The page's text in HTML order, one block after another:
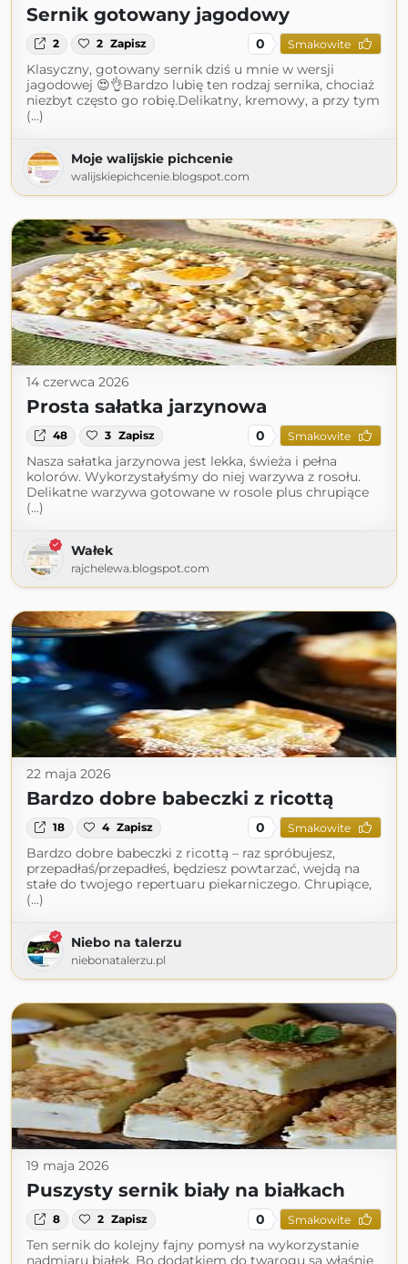
Sernik gotowany jagodowy
2 2 Zapisz 0 Smakowite
Klasyczny, gotowany sernik dziś u mnie w wersji
jagodowej 😍👌Bardzo lubię ten rodzaj sernika, chociaż
niezbyt często go robię.Delikatny, kremowy, a przy tym
(...)
Moje walijskie pichcenie
walijskiepichcenie.blogspot.com
14 czerwca 2026
Prosta sałatka jarzynowa
48 3 Zapisz 0 Smakowite
Nasza sałatka jarzynowa jest lekka, świeża i pełna
kolorów. Wykorzystałyśmy do niej warzywa z rosołu.
Delikatne warzywa gotowane w rosole plus chrupiące
(...)
Wałek
rajchelewa.blogspot.com
22 maja 2026
Bardzo dobre babeczki z ricottą
18 4 Zapisz 0 Smakowite
Bardzo dobre babeczki z ricottą – raz spróbujesz,
przepadłaś/przepadłeś, będziesz powtarzać, wejdą na
stałe do twojego repertuaru piekarniczego. Chrupiące,
(...)
Niebo na talerzu
niebonatalerzu.pl
19 maja 2026
Puszysty sernik biały na białkach
8 2 Zapisz 0 Smakowite
Ten sernik do kolejny fajny pomysł na wykorzystanie
nadmiaru białek. Bo dodatkiem do twarogu są właśnie